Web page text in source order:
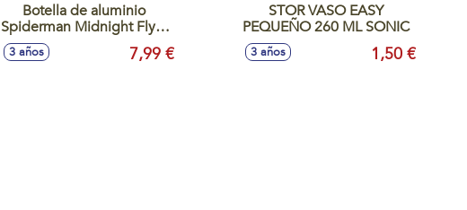
Botella de aluminio
Spiderman Midnight Flyer
3 años 7,99 €
STOR VASO EASY
PEQUEÑO 260 ML SONIC
3 años 1,50 €